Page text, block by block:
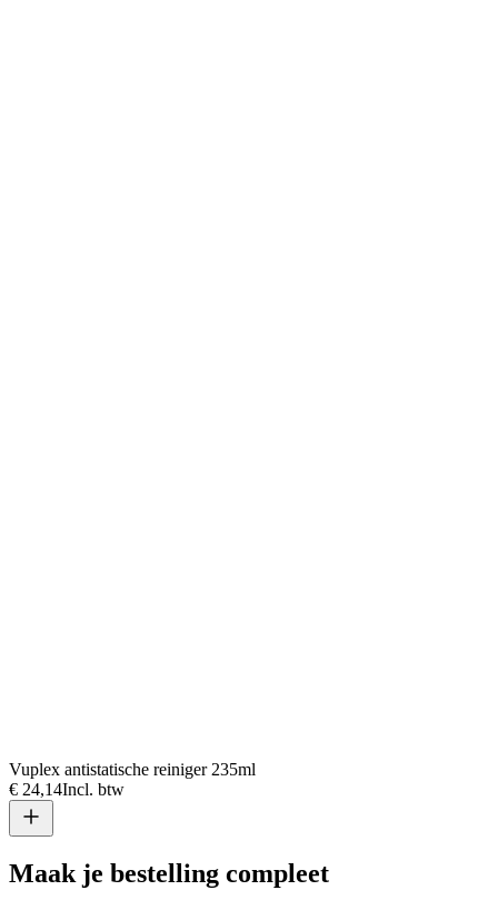
Vuplex antistatische reiniger 235ml
€ 24,14Incl. btw
Maak je bestelling compleet